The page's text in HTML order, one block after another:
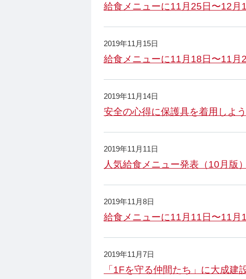
給食メニューに11月25日〜12月
2019年11月15日
給食メニューに11月18日〜11月
2019年11月14日
安全の心得に保護具を着用しよ
2019年11月11日
人気給食メニュー発表（10月版）
2019年11月8日
給食メニューに11月11日〜11月
2019年11月7日
「1Fを守る仲間たち」に大成